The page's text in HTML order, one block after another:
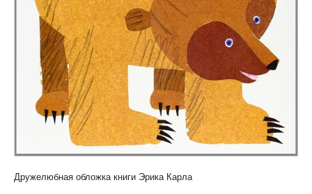
Дружелюбная обложка книги Эрика Карла